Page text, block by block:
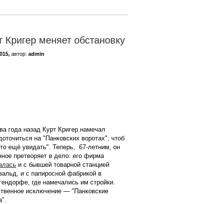
Кригер меняет обстановку
автор: admin
года назад Курт Кригер намечал
на "Панковских воротах", чтоб
ещё увидать". Теперь, 67-летним, он
претворяет в дело: его фирма
и с бывшей товарной станцией
и с папиросной фабрикой в
где намечались им стройки.
исключение — "Панковские